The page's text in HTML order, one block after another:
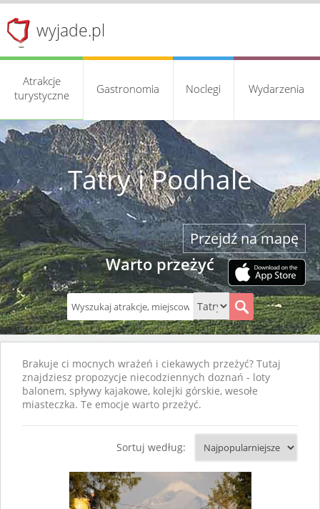
wyjade.pl
Atrakcje
turystyczne
Gastronomia Noclegi Wydarzenia
Tatry i Podhale
Warto przeżyć
Przejdź na mapę
Brakuje ci mocnych wrażeń i ciekawych przeżyć? Tutaj
znajdziesz propozycje niecodziennych doznań - loty
balonem, spływy kajakowe, kolejki górskie, wesołe
miasteczka. Te emocje warto przeżyć.
Sortuj według: